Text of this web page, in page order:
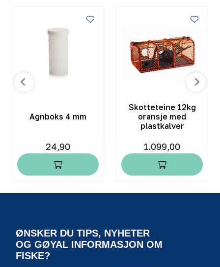
Agnboks 4 mm
24,90
Skotteteine 12kg
oransje med
plastkalver
1.099,00
ØNSKER DU TIPS, NYHETER
OG GØYAL INFORMASJON OM
FISKE?